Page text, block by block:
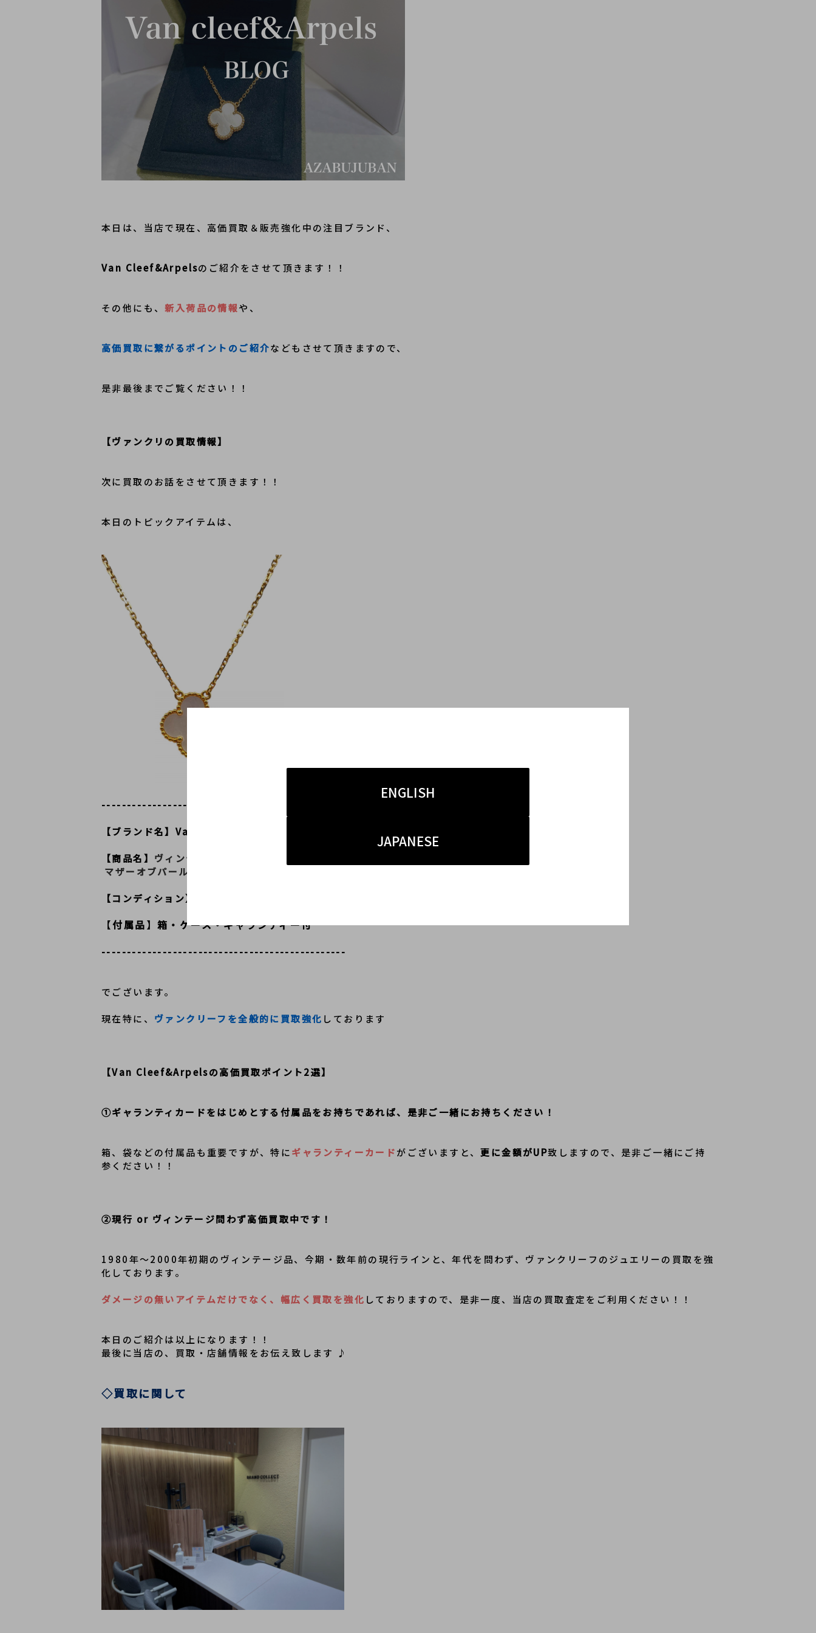
ENGLISH
JAPANESE
本日は、当店で現在、高価買取＆販売強化中の注目ブランド、
Van Cleef&Arpelsのご紹介をさせて頂きます！！
その他にも、新入荷品の情報や、
高価買取に繋がるポイントのご紹介などもさせて頂きますので、
是非最後までご覧ください！！
【ヴァンクリの買取情報】
次に買取のお話をさせて頂きます！！
本日のトピックアイテムは、
---------------------------------------------
【ブランド名】Van Cleef&Arpels
【商品名】 ヴィンテージアルハンブラ
マザーオブパール
【コンディション】ランクAB
【付属品】箱・ケース・ギャランティー付
------------------------------------------------
でございます。
現在特に、 ヴァンクリーフを全般的に買取強化 しております
【Van Cleef&Arpelsの高価買取ポイント2選】
①ギャランティカードをはじめとする付属品をお持ちであれば、是非ご一緒にお持ちください！
箱、袋などの付属品も重要ですが、特にギャランティーカードがございますと、更に金額がUP致しますので、是非ご一緒にご持
参ください！！
②現行 or ヴィンテージ問わず高価買取中です！
1980年～2000年初期のヴィンテージ品、今期・数年前の現行ラインと、年代を問わず、ヴァンクリーフのジュエリーの買取を強
化しております。
ダメージの無いアイテムだけでなく、幅広く買取を強化 しておりますので、是非一度、当店の買取査定をご利用ください！！
本日のご紹介は以上になります！！
最後に当店の、買取・店舗情報をお伝え致します ♪
◇買取に関して